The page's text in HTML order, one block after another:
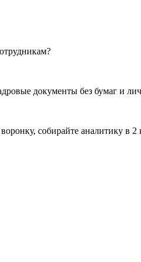
документы без бумаг и
собирайте аналитику в 2